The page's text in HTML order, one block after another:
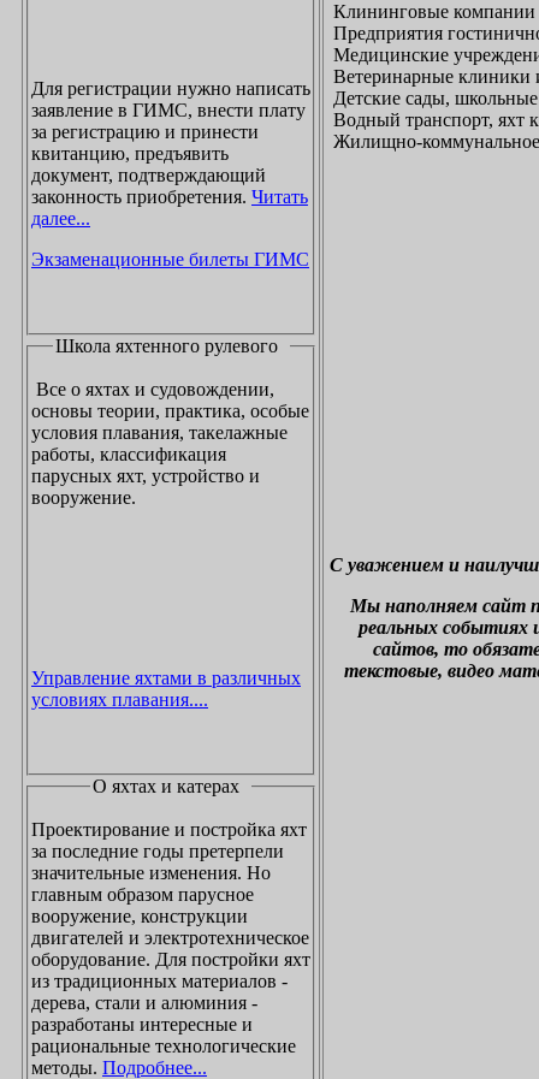
Для регистрации нужно написать
заявление в ГИМС, внести плату
за регистрацию и принести
квитанцию, предъявить
документ, подтверждающий
законность приобретения. Читать
далее...
Экзаменационные билеты ГИМС
Школа яхтенного рулевого
Все о яхтах и судовождении,
основы теории, практика, особые
условия плавания, такелажные
работы, классификация
парусных яхт, устройство и
вооружение.
Управление яхтами в различных
условиях плавания....
О яхтах и катерах
Проектирование и постройка яхт
за последние годы претерпели
значительные изменения. Но
главным образом парусное
вооружение, конструкции
двигателей и электротехническое
оборудование. Для постройки яхт
из традиционных материалов -
дерева, стали и алюминия -
разработаны интересные и
рациональные технологические
методы. Подробнее...
Клининговые компании
Предприятия
Медицинские
Ветеринарные клиники
Детские сады,
Водный транспорт,
Жилищно-коммунальное
С уважением и
Мы наполняем сайт
реальных событиях
сайтов, то
текстовые, видео